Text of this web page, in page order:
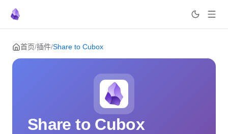
Skip to content
首页/插件/Share to Cubox
Share to Cubox